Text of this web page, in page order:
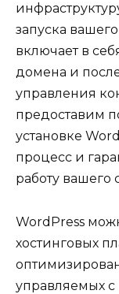
запуска
включает в
домена и
управления
предоставим
установке
процесс и
работу вашего
WordPress
хостинговых
управляемых